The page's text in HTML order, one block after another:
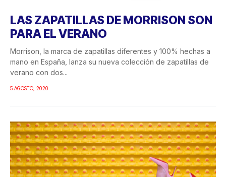
LAS ZAPATILLAS DE MORRISON SON
PARA EL VERANO
Morrison, la marca de zapatillas diferentes y 100% hechas a
mano en España, lanza su nueva colección de zapatillas de
verano con dos...
5 AGOSTO, 2020